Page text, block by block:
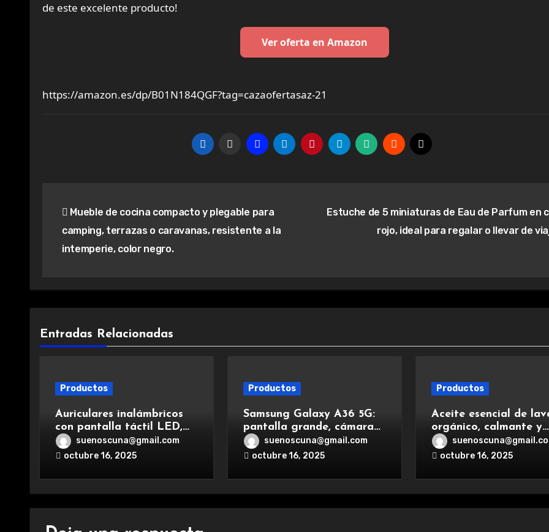
de este excelente producto!
Ver oferta en Amazon
https://amazon.es/dp/B01N184QGF?tag=cazaofertasaz-21
de
entradas
Mueble de cocina compacto y plegable para
camping, terrazas o caravanas, resistente a la
intemperie, color negro.
Estuche de 5 miniaturas de Eau de Parfum en
rojo, ideal para regalar o llevar de
Entradas Relacionadas
Productos
Auriculares inalámbricos
con pantalla táctil LED,
Bluetooth 5.4, cancelación
de ruido, impermeables y
suenoscuna@gmail.com
octubre 16, 2025
Productos
Samsung Galaxy A36 5G:
pantalla grande, cámara
potente, batería duradera
y carga rápida para una
suenoscuna@gmail.com
octubre 16, 2025
Productos
Aceite esencial de
orgánico, calmante y
relajante, ideal para
aromaterapia.
octubre 16, 2025